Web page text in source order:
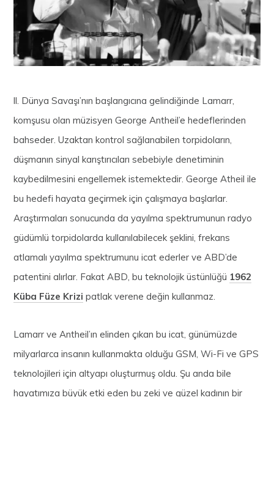
ll. Dünya Savaşı’nın başlangıcına gelindiğinde Lamarr,
komşusu olan müzisyen George Antheil’e hedeflerinden
bahseder. Uzaktan kontrol sağlanabilen torpidoların,
düşmanın sinyal karıştırıcıları sebebiyle denetiminin
kaybedilmesini engellemek istemektedir. George Atheil ile
bu hedefi hayata geçirmek için çalışmaya başlarlar.
Araştırmaları sonucunda da yayılma spektrumunun radyo
güdümlü torpidolarda kullanılabilecek şeklini, frekans
atlamalı yayılma spektrumunu icat ederler ve ABD’de
patentini alırlar. Fakat ABD, bu teknolojik üstünlüğü 1962
Küba Füze Krizi patlak verene değin kullanmaz.
Lamarr ve Antheil’ın elinden çıkan bu icat, günümüzde
milyarlarca insanın kullanmakta olduğu GSM, Wi-Fi ve GPS
teknolojileri için altyapı oluşturmuş oldu. Şu anda bile
hayatımıza büyük etki eden bu zeki ve güzel kadının bir